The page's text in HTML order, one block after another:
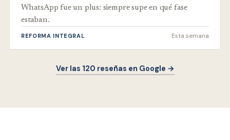
WhatsApp fue un plus: siempre supe en qué fase
estaban.
REFORMA INTEGRAL Esta semana
Ver las 120 reseñas en Google →